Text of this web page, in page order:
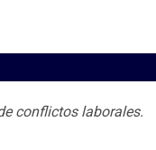
conflictos laborales.